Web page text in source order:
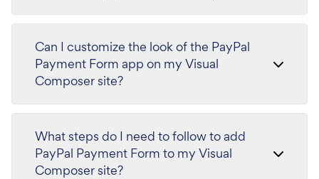
Can I customize the look of the PayPal
Payment Form app on my Visual
Composer site?
What steps do I need to follow to add
PayPal Payment Form to my Visual
Composer site?